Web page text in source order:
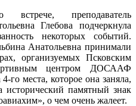
преподаватель
Глебова подчеркнула
некоторых событий.
Анатольевна принимали
организуемых Псковским
центром ДОСААФ
го места, которое она заняла,
исторический памятный знак
о чем очень жалеет.